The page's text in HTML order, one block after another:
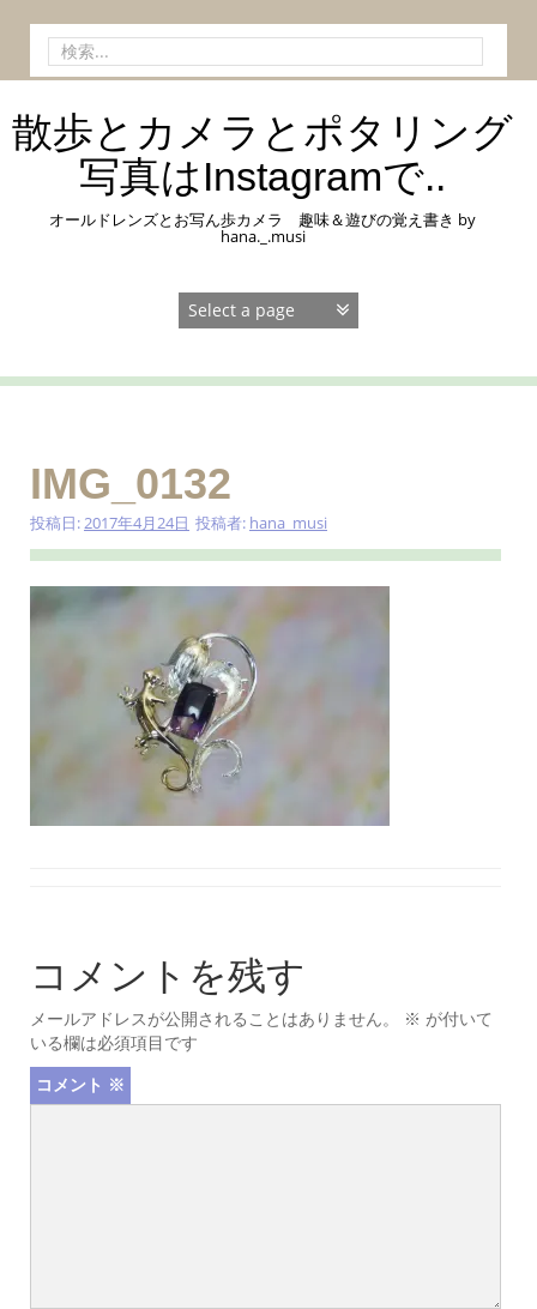
ン
へ
検
索:
散歩とカメラとポタリング
写真はInstagramで..
オールドレンズとお写ん歩カメラ 趣味＆遊びの覚え書き by
hana._.musi
IMG_0132
投稿日:2017年4月24日 投稿者: hana_musi
コメントを残す
メールアドレスが公開されることはありません。 ※ が付いて
いる欄は必須項目です
コメント ※